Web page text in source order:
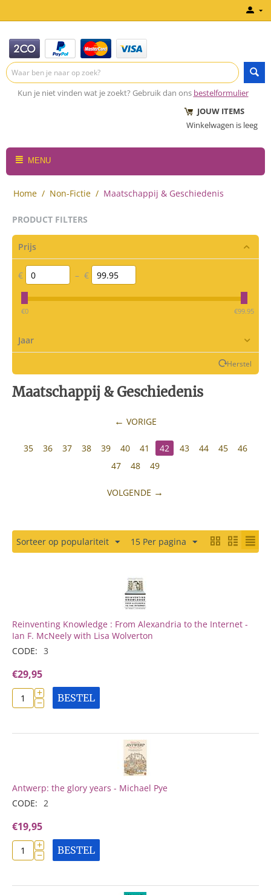
Kun je niet vinden wat je zoekt? Gebruik dan ons bestelformulier
JOUW ITEMS
Winkelwagen is leeg
MENU
Home / Non-Fictie / Maatschappij & Geschiedenis
PRODUCT FILTERS
Prijs
€ – €
‎€0 ‎€99.95
Jaar
Herstel
Maatschappij & Geschiedenis
VORIGE
35 36 37 38 39 40 41 42 43 44 45
46
47
48 49
VOLGENDE
Sorteer op populariteit 15 Per pagina
Reinventing Knowledge : From Alexandria to the Internet -
Ian F. McNeely with Lisa Wolverton
CODE: 3
€29,95
+
− BESTEL
Antwerp: the glory years - Michael Pye
CODE: 2
€19,95
+
− BESTEL